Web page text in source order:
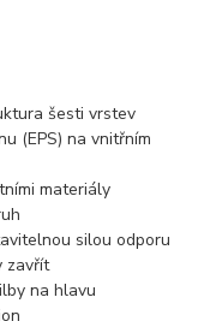
šesti vrstev
(EPS) na vnitřním
materiály
silou odporu
zavřít
na hlavu